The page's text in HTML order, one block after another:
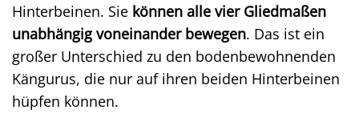
Hinterbeinen. Sie können alle vier Gliedmaßen
unabhängig voneinander bewegen. Das ist ein
großer Unterschied zu den bodenbewohnenden
Kängurus, die nur auf ihren beiden Hinterbeinen
hüpfen können.